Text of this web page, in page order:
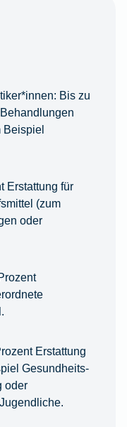
Bis zu
Erstattung für
(zum
oder
Erstattung
Gesundheits-
oder